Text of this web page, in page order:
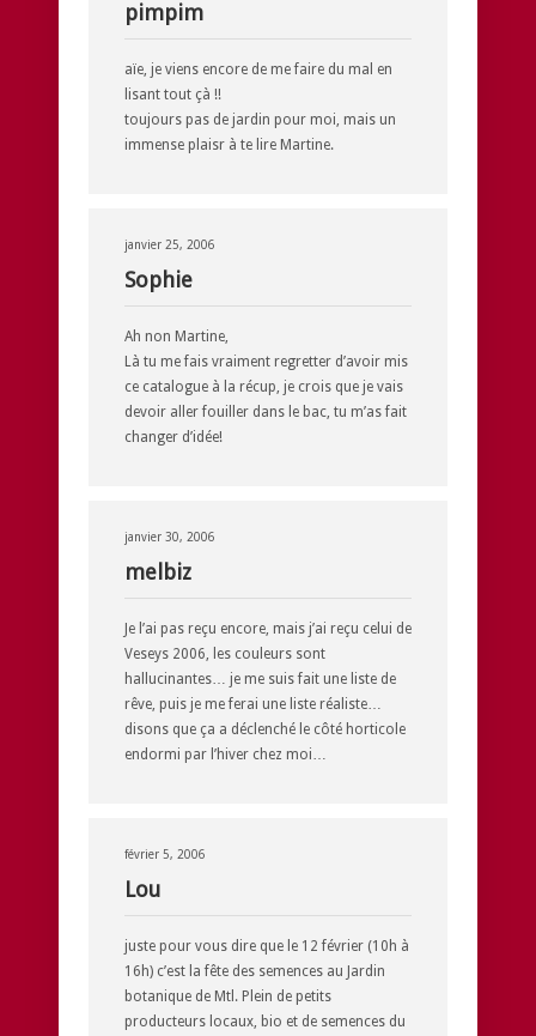
pimpim
aïe, je viens encore de me faire du mal en
lisant tout çà !!
toujours pas de jardin pour moi, mais un
immense plaisr à te lire Martine.
janvier 25, 2006
Sophie
Ah non Martine,
Là tu me fais vraiment regretter d’avoir mis
ce catalogue à la récup, je crois que je vais
devoir aller fouiller dans le bac, tu m’as fait
changer d’idée!
janvier 30, 2006
melbiz
Je l’ai pas reçu encore, mais j’ai reçu celui de
Veseys 2006, les couleurs sont
hallucinantes… je me suis fait une liste de
rêve, puis je me ferai une liste réaliste…
disons que ça a déclenché le côté horticole
endormi par l’hiver chez moi…
février 5, 2006
Lou
juste pour vous dire que le 12 février (10h à
16h) c’est la fête des semences au Jardin
botanique de Mtl. Plein de petits
producteurs locaux, bio et de semences du